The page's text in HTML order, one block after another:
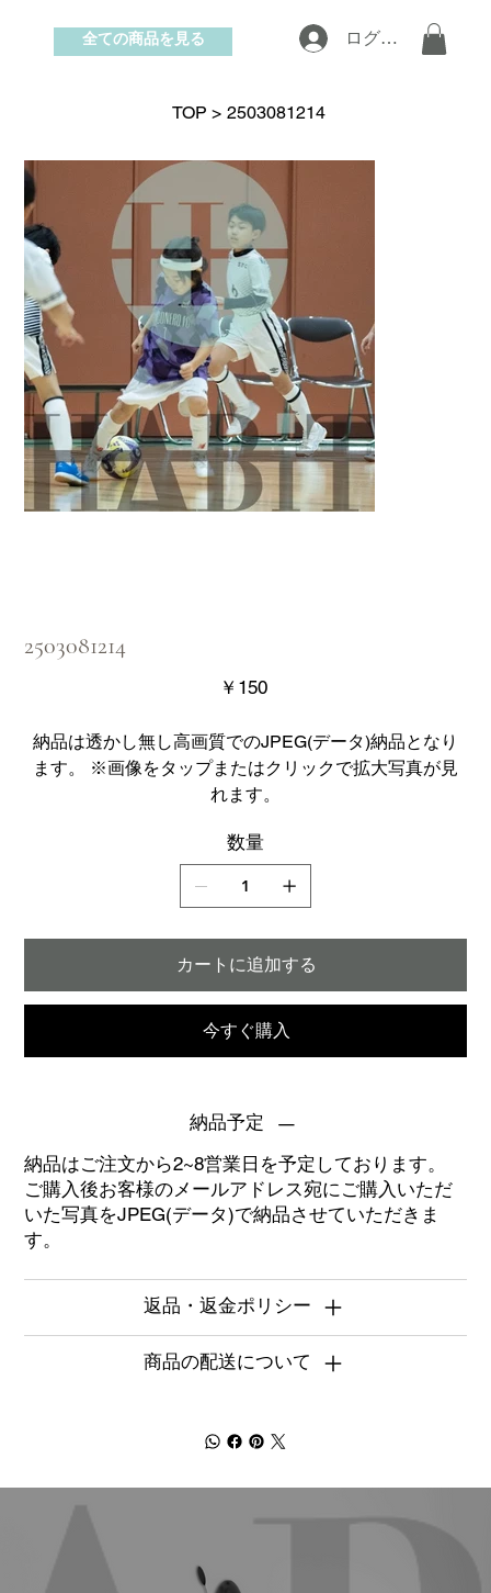
お問い合わせ
ログイン
全ての商品を見る
TOP > 2503081214
2503081214
価
格
￥150
納品は透かし無し高画質でのJPEG(データ)納品となり
ます。 ※画像をタップまたはクリックで拡大写真が見
れます。
数量
カートに追加する
今すぐ購入
納品予定
納品はご注文から2~8営業日を予定しております。
ご購入後お客様のメールアドレス宛にご購入いただ
いた写真をJPEG(データ)で納品させていただきま
す。
返品・返金ポリシー
商品の配送について